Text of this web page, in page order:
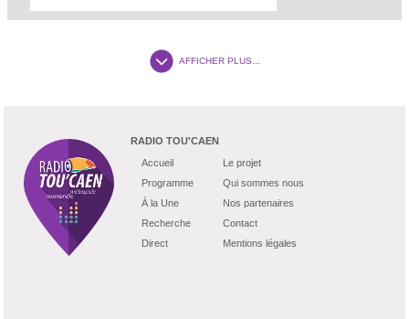
AFFICHER PLUS...
RADIO TOU'CAEN
Accueil
Programme
À la Une
Recherche
Direct
Le projet
Qui sommes nous
Nos partenaires
Contact
Mentions légales